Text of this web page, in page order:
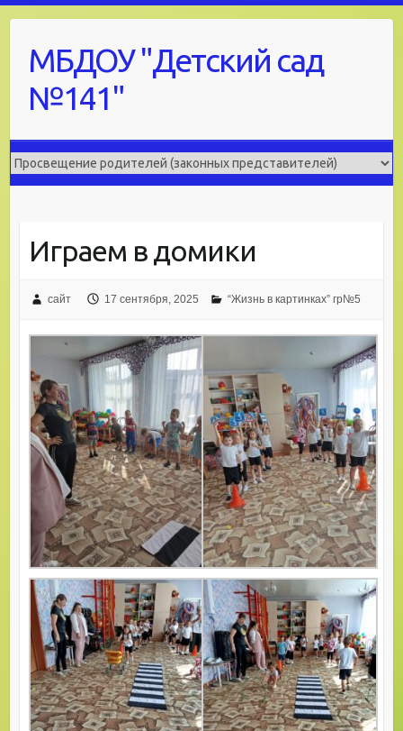
contentМБДОУ "Детский сад
№141"
Играем в домики
сайт 17 сентября, 2025 “Жизнь в картинках” гр№5